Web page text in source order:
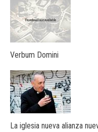
Verbum Domini
La iglesia nueva alianza